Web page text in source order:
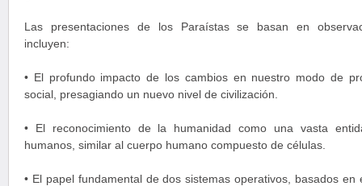
Las presentaciones de los Paraístas se basan en
incluyen:
• El profundo impacto de los cambios en nuestro modo de
social, presagiando un nuevo nivel de civilización.
• El reconocimiento de la humanidad como una vasta
humanos, similar al cuerpo humano compuesto de células.
• El papel fundamental de dos sistemas operativos, basados